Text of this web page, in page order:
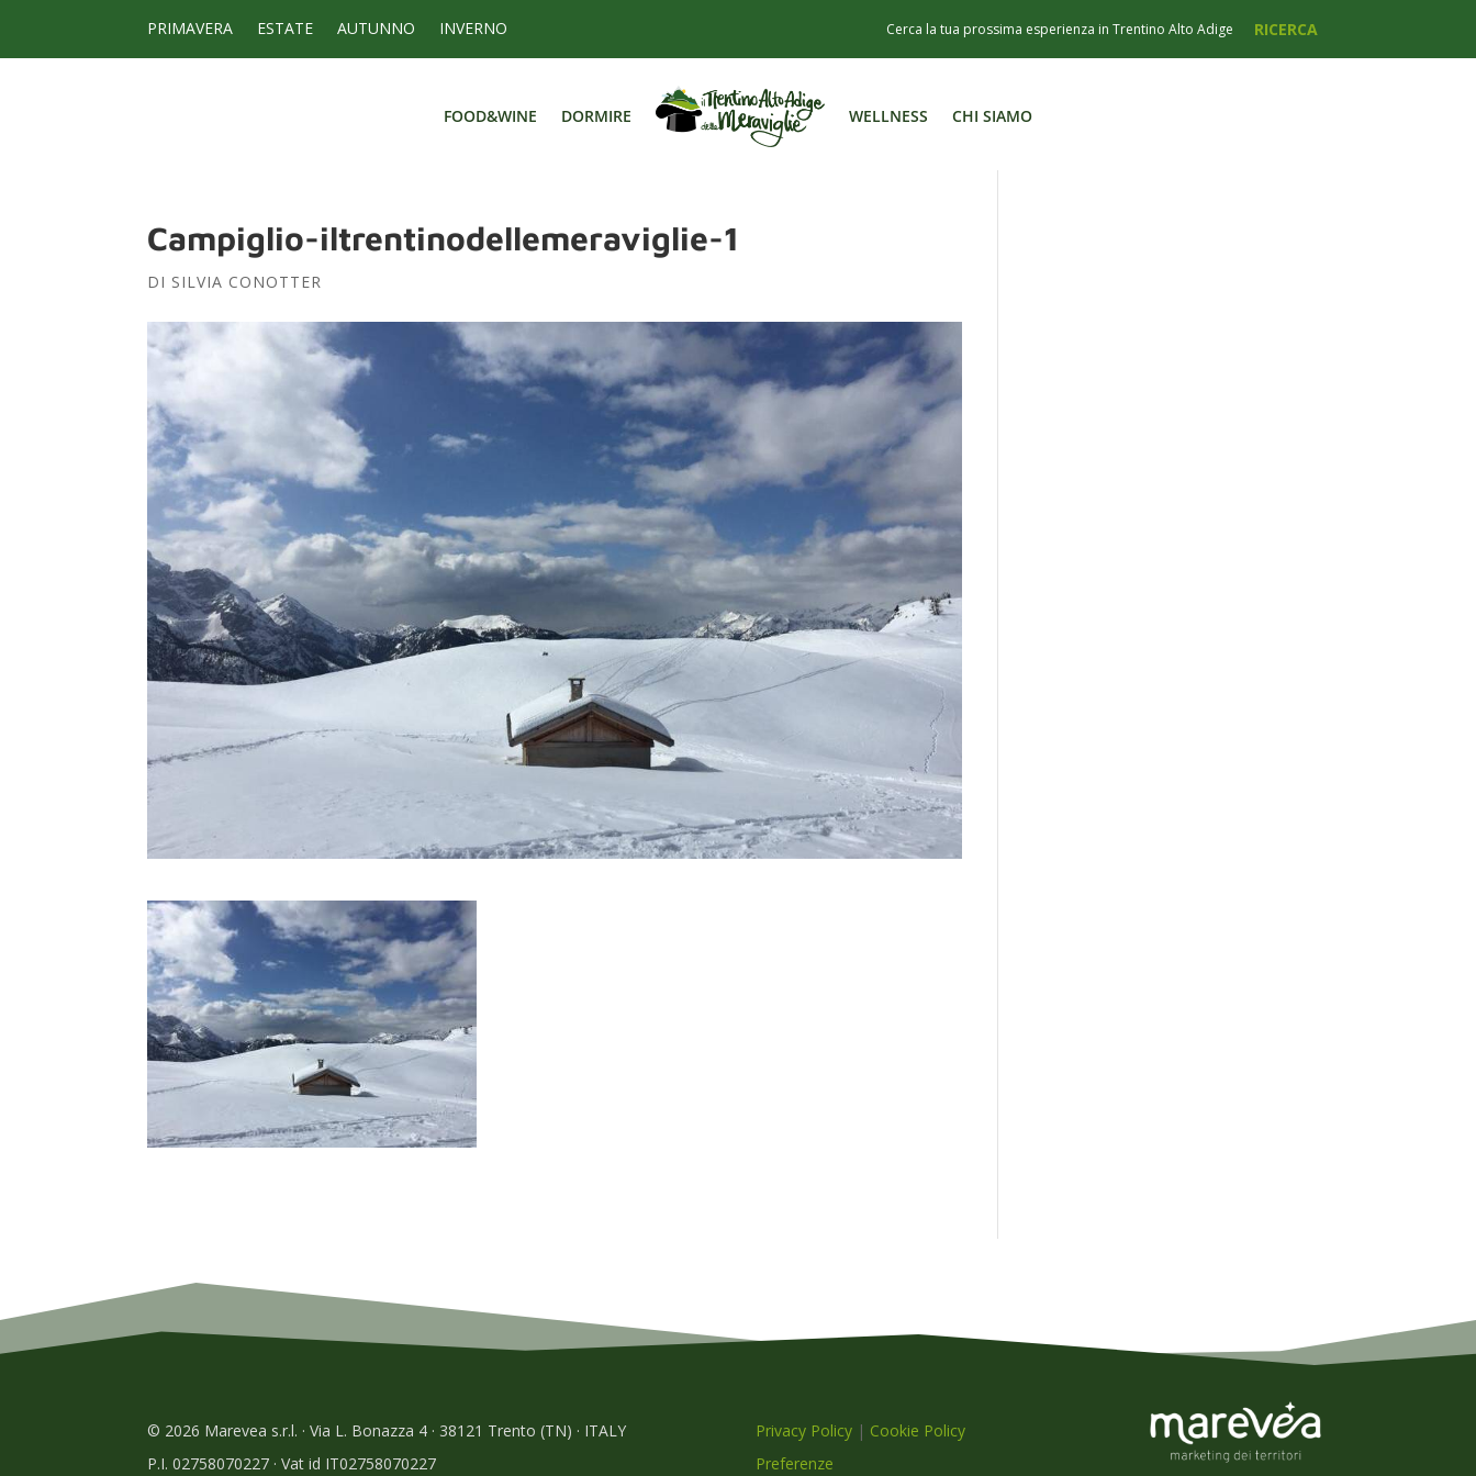
PRIMAVERA ESTATE AUTUNNO INVERNO
FOOD&WINE DORMIRE WELLNESS CHI SIAMO
Campiglio-iltrentinodellemeraviglie-1
DI SILVIA CONOTTER
© 2026 Marevea s.r.l. · Via L. Bonazza 4 · 38121 Trento (TN) · ITALY
P.I. 02758070227 · Vat id IT02758070227
Privacy Policy | Cookie Policy
Preferenze